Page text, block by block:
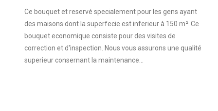
Ce bouquet et reservé specialement pour les gens ayant
des maisons dont la superfecie est inferieur à 150 m². Ce
bouquet economique consiste pour des visites de
correction et d'inspection. Nous vous assurons une qualité
superieur consernant la maintenance...